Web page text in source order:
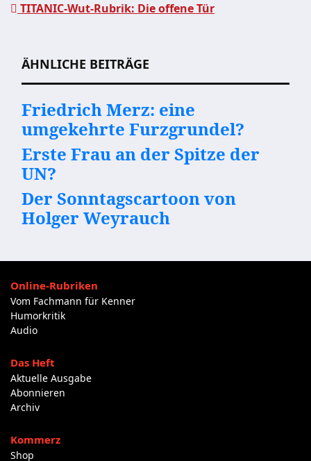
TITANIC-Wut-Rubrik: Die offene Tür
ÄHNLICHE BEITRÄGE
Friedrich Merz: eine
umgekehrte Furzgrundel?
Erste Frau an der Spitze der
UN?
Der Sonntagscartoon von
Holger Weyrauch
Online-Rubriken
Vom Fachmann für Kenner
Humorkritik
Audio
Das Heft
Aktuelle Ausgabe
Abonnieren
Archiv
Kommerz
Shop